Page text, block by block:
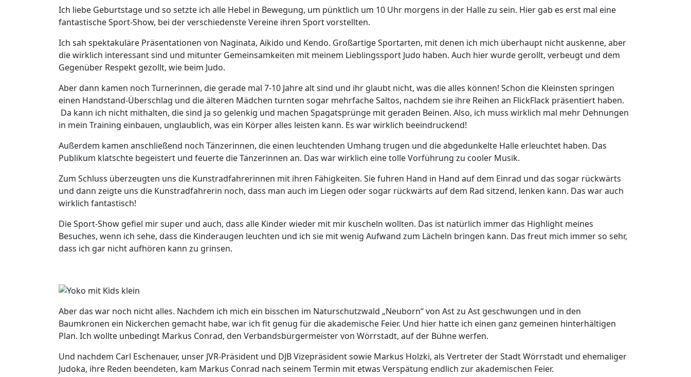
Ich liebe Geburtstage und so setzte ich alle Hebel in Bewegung, um pünktlich um 10 Uhr morgens in der Halle zu sein. Hier gab es erst mal eine
fantastische Sport-Show, bei der verschiedenste Vereine ihren Sport vorstellten.
Ich sah spektakuläre Präsentationen von Naginata, Aikido und Kendo. Großartige Sportarten, mit denen ich mich überhaupt nicht auskenne, aber
die wirklich interessant sind und mitunter Gemeinsamkeiten mit meinem Lieblingssport Judo haben. Auch hier wurde gerollt, verbeugt und dem
Gegenüber Respekt gezollt, wie beim Judo.
Aber dann kamen noch Turnerinnen, die gerade mal 7-10 Jahre alt sind und ihr glaubt nicht, was die alles können! Schon die Kleinsten springen
einen Handstand-Überschlag und die älteren Mädchen turnten sogar mehrfache Saltos, nachdem sie ihre Reihen an FlickFlack präsentiert haben.
Da kann ich nicht mithalten, die sind ja so gelenkig und machen Spagatsprünge mit geraden Beinen. Also, ich muss wirklich mal mehr Dehnungen
in mein Training einbauen, unglaublich, was ein Körper alles leisten kann. Es war wirklich beeindruckend!
Außerdem kamen anschließend noch Tänzerinnen, die einen leuchtenden Umhang trugen und die abgedunkelte Halle erleuchtet haben. Das
Publikum klatschte begeistert und feuerte die Tänzerinnen an. Das war wirklich eine tolle Vorführung zu cooler Musik.
Zum Schluss überzeugten uns die Kunstradfahrerinnen mit ihren Fähigkeiten. Sie fuhren Hand in Hand auf dem Einrad und das sogar rückwärts
und dann zeigte uns die Kunstradfahrerin noch, dass man auch im Liegen oder sogar rückwärts auf dem Rad sitzend, lenken kann. Das war auch
wirklich fantastisch!
Die Sport-Show gefiel mir super und auch, dass alle Kinder wieder mit mir kuscheln wollten. Das ist natürlich immer das Highlight meines
Besuches, wenn ich sehe, dass die Kinderaugen leuchten und ich sie mit wenig Aufwand zum Lächeln bringen kann. Das freut mich immer so sehr,
dass ich gar nicht aufhören kann zu grinsen.
Aber das war noch nicht alles. Nachdem ich mich ein bisschen im Naturschutzwald „Neuborn“ von Ast zu Ast geschwungen und in den
Baumkronen ein Nickerchen gemacht habe, war ich fit genug für die akademische Feier. Und hier hatte ich einen ganz gemeinen hinterhältigen
Plan. Ich wollte unbedingt Markus Conrad, den Verbandsbürgermeister von Wörrstadt, auf der Bühne werfen.
Und nachdem Carl Eschenauer, unser JVR-Präsident und DJB Vizepräsident sowie Markus Holzki, als Vertreter der Stadt Wörrstadt und ehemaliger
Judoka, ihre Reden beendeten, kam Markus Conrad nach seinem Termin mit etwas Verspätung endlich zur akademischen Feier.